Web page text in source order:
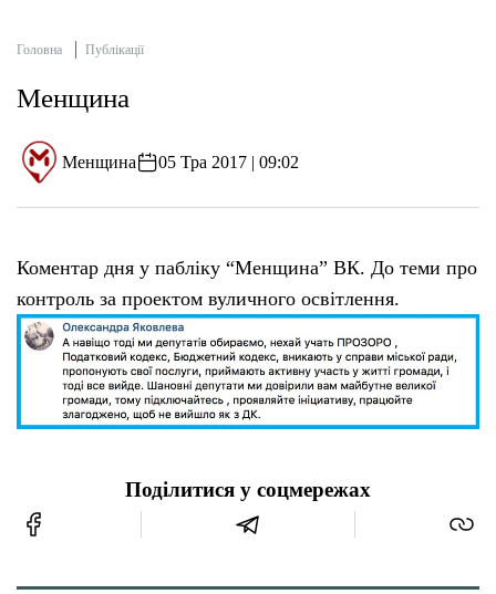
Головна Публікації
Менщина
Менщина 05 Тра 2017 | 09:02
Коментар дня у пабліку “Менщина” ВК. До теми про
контроль за проектом вуличного освітлення.
Поділитися у соцмережах